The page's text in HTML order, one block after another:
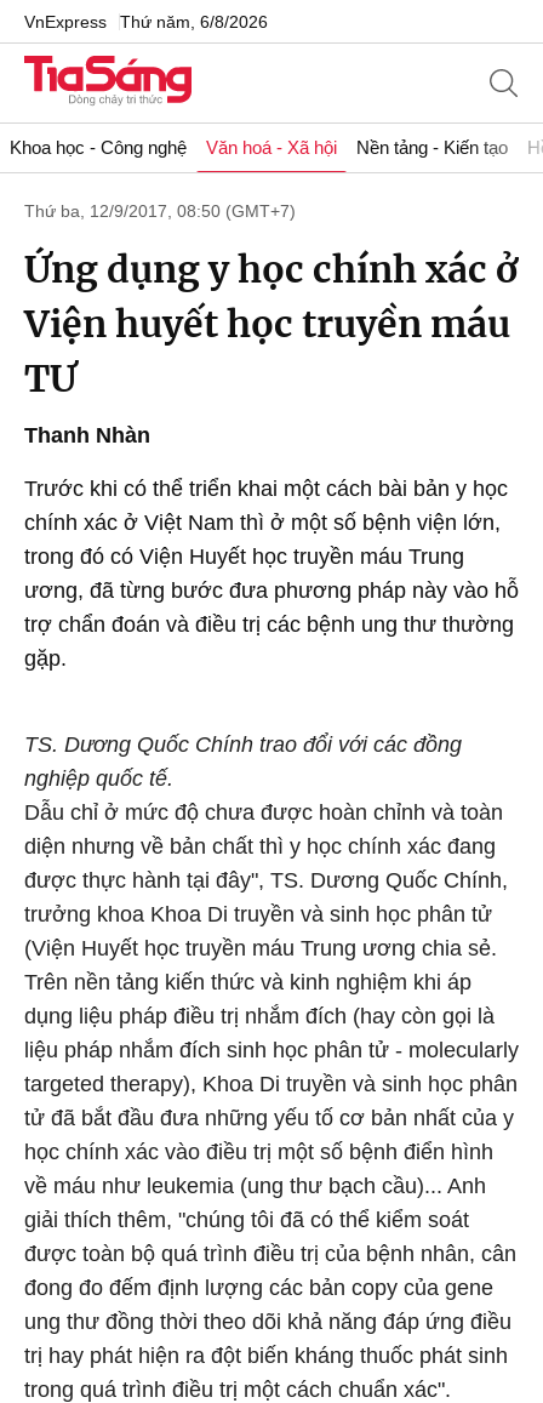
VnExpress Thứ năm, 6/8/2026
Khoa học - Công nghệ Văn hoá - Xã hội Nền tảng - Kiến tạo
Thứ ba, 12/9/2017, 08:50 (GMT+7)
Ứng dụng y học chính xác ở
Viện huyết học truyền máu
TƯ
Thanh Nhàn
Trước khi có thể triển khai một cách bài bản y học
chính xác ở Việt Nam thì ở một số bệnh viện lớn,
trong đó có Viện Huyết học truyền máu Trung
ương, đã từng bước đưa phương pháp này vào hỗ
trợ chẩn đoán và điều trị các bệnh ung thư thường
gặp.
TS. Dương Quốc Chính trao đổi với các đồng
nghiệp quốc tế.
Dẫu chỉ ở mức độ chưa được hoàn chỉnh và toàn
diện nhưng về bản chất thì y học chính xác đang
được thực hành tại đây", TS. Dương Quốc Chính,
trưởng khoa Khoa Di truyền và sinh học phân tử
(Viện Huyết học truyền máu Trung ương chia sẻ.
Trên nền tảng kiến thức và kinh nghiệm khi áp
dụng liệu pháp điều trị nhắm đích (hay còn gọi là
liệu pháp nhắm đích sinh học phân tử - molecularly
targeted therapy), Khoa Di truyền và sinh học phân
tử đã bắt đầu đưa những yếu tố cơ bản nhất của y
học chính xác vào điều trị một số bệnh điển hình
về máu như leukemia (ung thư bạch cầu)... Anh
giải thích thêm, "chúng tôi đã có thể kiểm soát
được toàn bộ quá trình điều trị của bệnh nhân, cân
đong đo đếm định lượng các bản copy của gene
ung thư đồng thời theo dõi khả năng đáp ứng điều
trị hay phát hiện ra đột biến kháng thuốc phát sinh
trong quá trình điều trị một cách chuẩn xác".